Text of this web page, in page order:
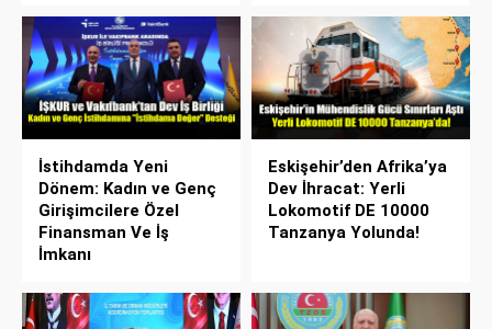
İstihdamda Yeni
Dönem: Kadın ve Genç
Girişimcilere Özel
Finansman Ve İş
İmkanı
Eskişehir’den Afrika’ya
Dev İhracat: Yerli
Lokomotif DE 10000
Tanzanya Yolunda!